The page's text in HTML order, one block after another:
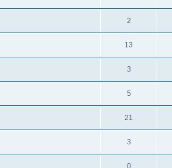
2
13
3
5
21
3
0